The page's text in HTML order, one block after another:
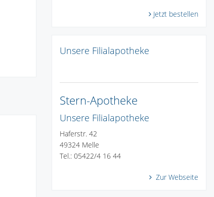
Jetzt bestellen
Unsere Filialapotheke
Stern-Apotheke
Unsere Filialapotheke
Haferstr. 42
49324 Melle
Tel.: 05422/4 16 44
Zur Webseite